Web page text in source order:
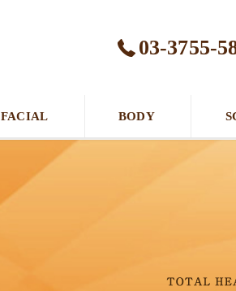
03-3755-
FACIAL BODY